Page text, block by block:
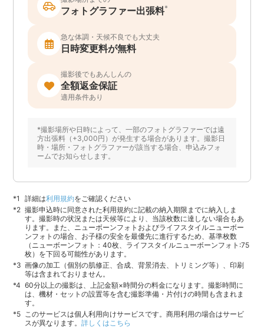
フォトグラファー出張料*
急な体調・天候不良でも大丈夫
日時変更料が無料
撮影後でもあんしんの
全額返金保証
適用条件あり
*撮影場所や日時によって、一部のフォトグラファーでは遠
方出張料（+3,000円）が発生する場合があります。撮影日
時・場所・フォトグラファーが該当する場合、申込みフォ
ームでお知らせします。
詳細は利用規約をご確認ください
撮影申込時に同意された利用規約に記載の納入期限までに納入しま
す。撮影時の状況または天候等により、当該枚数に達しない場合もあ
ります。また、ニューボーンフォトおよびライフスタイルニューボー
ンフォトの場合、お子様の安全を最優先に進行するため、基準枚数
（ニューボーンフォト：40枚、ライフスタイルニューボーンフォト:75
枚）を下回る可能性があります。
画像の加工（個別の肌修正、合成、背景消去、トリミング等）、印刷
等は含まれておりません。
60分以上の撮影は、上記金額×時間分の料金になります。撮影時間に
は、機材・セットの設置等を含む撮影準備・片付けの時間も含まれま
す。
このサービスは個人利用向けサービスです。商用利用の場合はサービ
スが異なります。詳しくはこちら